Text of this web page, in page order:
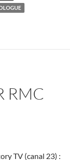
RMC
TV (canal 23) :